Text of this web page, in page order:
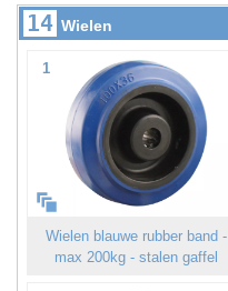
14 Wielen
1
Wielen blauwe rubber band -
max 200kg - stalen gaffel